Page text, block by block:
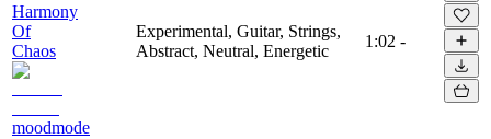
Harmony
Of
Chaos
moodmode
Experimental, Guitar, Strings,
Abstract, Neutral, Energetic
1:02 -